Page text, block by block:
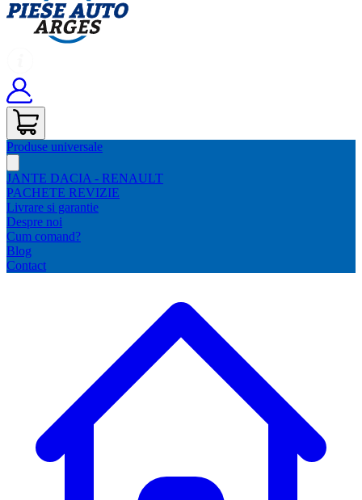
Produse universale
JANTE DACIA - RENAULT
PACHETE REVIZIE
Livrare si garantie
Despre noi
Cum comand?
Blog
Contact